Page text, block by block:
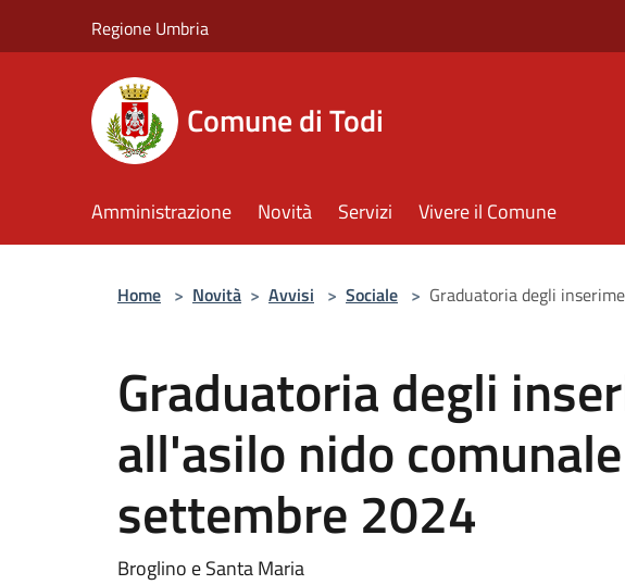
Regione Umbria
Comune di Todi
Amministrazione Novità Servizi Vivere il Comune
Home > Novità > Avvisi > Sociale > Graduatoria degli
Graduatoria degli
all'asilo nido
settembre 2024
Broglino e Santa Maria